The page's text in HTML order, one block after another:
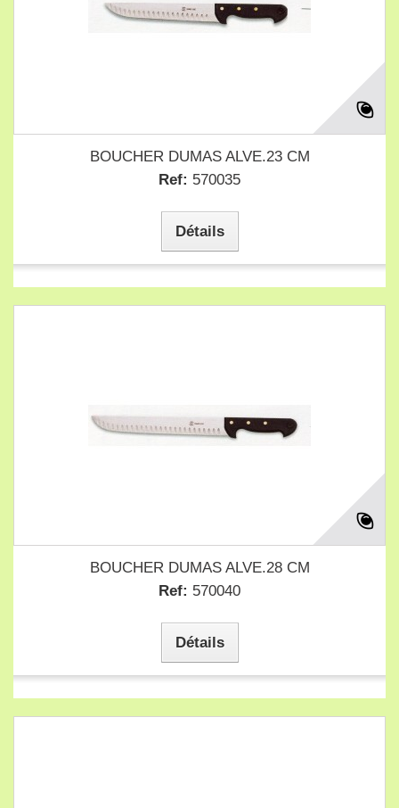
BOUCHER DUMAS ALVE.23 CM
Ref: 570035
Détails
BOUCHER DUMAS ALVE.28 CM
Ref: 570040
Détails